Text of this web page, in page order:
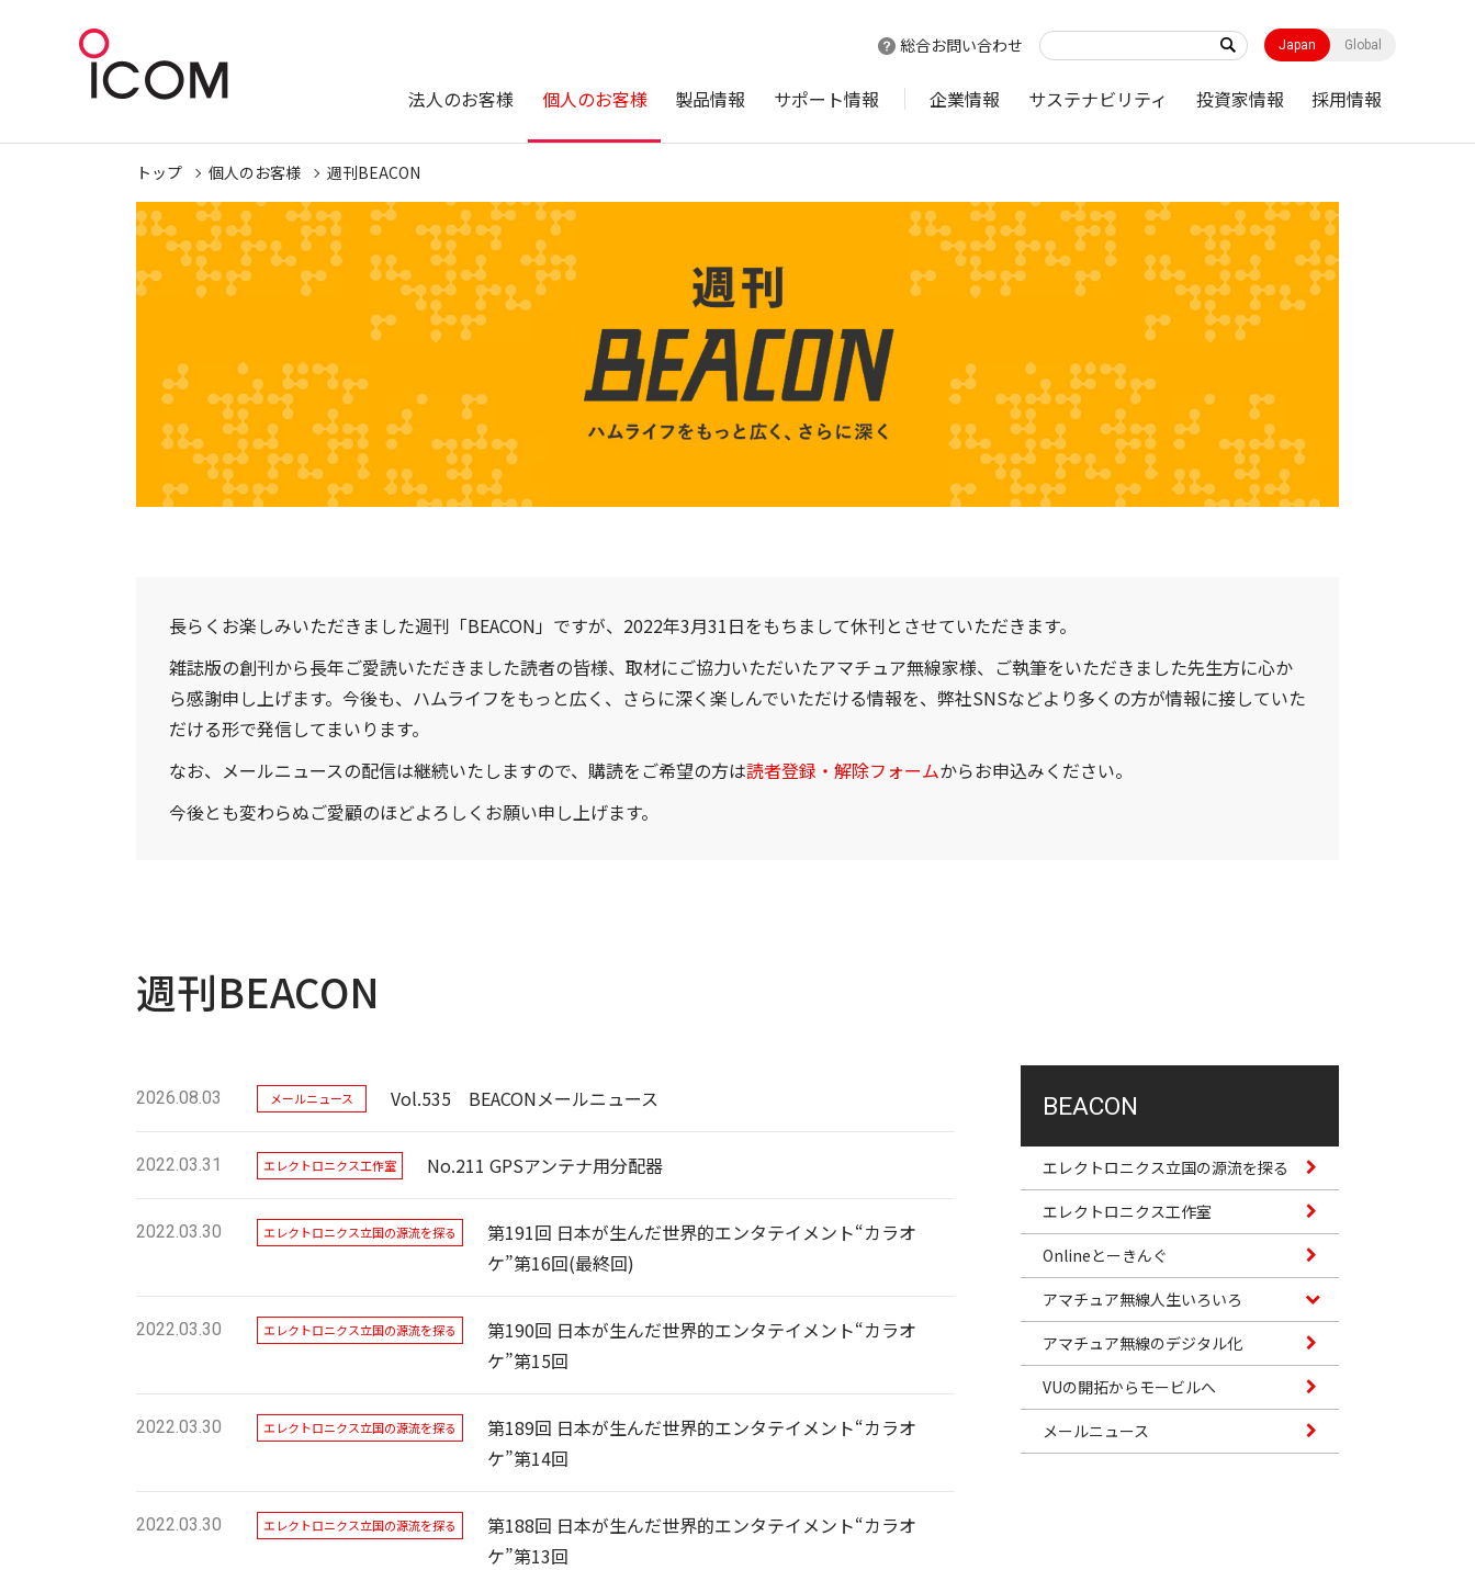
総合お問い合わせ Japan Global
法人のお客様 個人のお客様 製品情報 サポート情報 企業情報 サステナビリティ 投資家情報 採用情報
トップ 個人のお客様 週刊BEACON
長らくお楽しみいただきました週刊「BEACON」ですが、2022年3月31日をもちまして休刊とさせていただきます。
雑誌版の創刊から長年ご愛読いただきました読者の皆様、取材にご協力いただいたアマチュア無線家様、ご執筆をいただきました先生方に心か
ら感謝申し上げます。今後も、ハムライフをもっと広く、さらに深く楽しんでいただける情報を、弊社SNSなどより多くの方が情報に接していた
だける形で発信してまいります。
なお、メールニュースの配信は継続いたしますので、購読をご希望の方は読者登録・解除フォームからお申込みください。
今後とも変わらぬご愛顧のほどよろしくお願い申し上げます。
週刊BEACON
2026.08.03 メールニュース Vol.535 BEACONメールニュース
2022.03.31 エレクトロニクス工作室 No.211 GPSアンテナ用分配器
2022.03.30 エレクトロニクス立国の源流を探る
第191回 日本が生んだ世界的エンタテイメント“カラオ
ケ”第16回(最終回)
2022.03.30 エレクトロニクス立国の源流を探る
第190回 日本が生んだ世界的エンタテイメント“カラオ
ケ”第15回
2022.03.30 エレクトロニクス立国の源流を探る
第189回 日本が生んだ世界的エンタテイメント“カラオ
ケ”第14回
2022.03.30 エレクトロニクス立国の源流を探る
第188回 日本が生んだ世界的エンタテイメント“カラオ
ケ”第13回
BEACON
エレクトロニクス立国の源流を探る
エレクトロニクス工作室
Onlineとーきんぐ
アマチュア無線人生いろいろ
アマチュア無線のデジタル化
VUの開拓からモービルへ
メールニュース